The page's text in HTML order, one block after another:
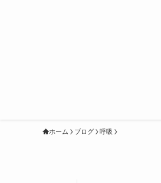
ホーム ブログ 呼吸